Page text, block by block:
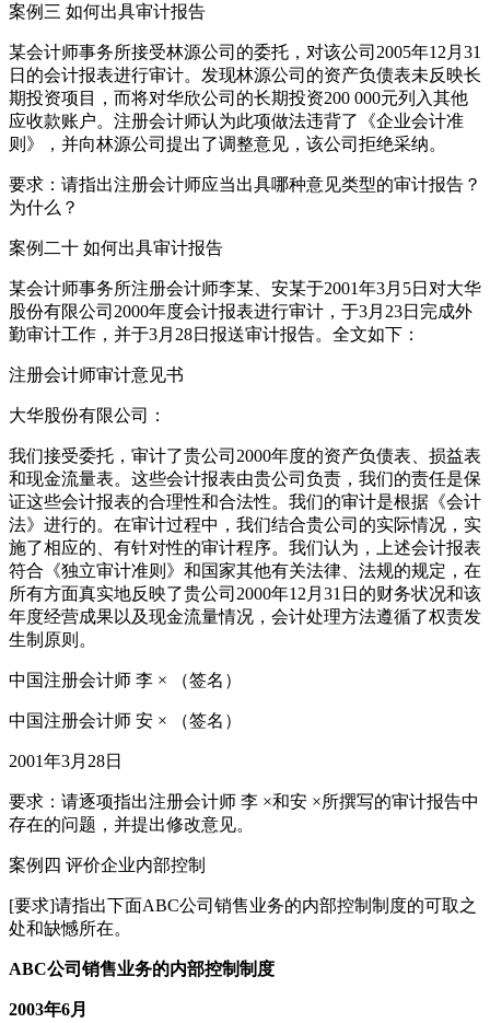
案例三 如何出具审计报告
某会计师事务所接受林源公司的委托，对该公司2005年12月31
日的会计报表进行审计。发现林源公司的资产负债表未反映长
期投资项目，而将对华欣公司的长期投资200 000元列入其他
应收款账户。注册会计师认为此项做法违背了《企业会计准
则》，并向林源公司提出了调整意见，该公司拒绝采纳。
要求：请指出注册会计师应当出具哪种意见类型的审计报告？
为什么？
案例二十 如何出具审计报告
某会计师事务所注册会计师李某、安某于2001年3月5日对大华
股份有限公司2000年度会计报表进行审计，于3月23日完成外
勤审计工作，并于3月28日报送审计报告。全文如下：
注册会计师审计意见书
大华股份有限公司：
我们接受委托，审计了贵公司2000年度的资产负债表、损益表
和现金流量表。这些会计报表由贵公司负责，我们的责任是保
证这些会计报表的合理性和合法性。我们的审计是根据《会计
法》进行的。在审计过程中，我们结合贵公司的实际情况，实
施了相应的、有针对性的审计程序。我们认为，上述会计报表
符合《独立审计准则》和国家其他有关法律、法规的规定，在
所有方面真实地反映了贵公司2000年12月31日的财务状况和该
年度经营成果以及现金流量情况，会计处理方法遵循了权责发
生制原则。
中国注册会计师 李 × （签名）
中国注册会计师 安 × （签名）
2001年3月28日
要求：请逐项指出注册会计师 李 ×和安 ×所撰写的审计报告中
存在的问题，并提出修改意见。
案例四 评价企业内部控制
[要求]请指出下面ABC公司销售业务的内部控制制度的可取之
处和缺憾所在。
ABC公司销售业务的内部控制制度
2003年6月